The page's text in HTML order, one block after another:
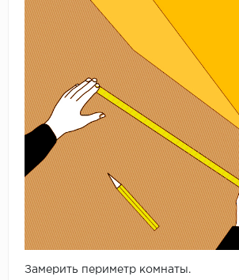
Замерить периметр комнаты.